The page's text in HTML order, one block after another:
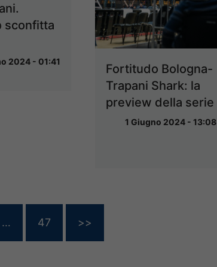
sconfitta
2024 - 01:41
Fortitudo Bologna-
Trapani Shark: la
preview della serie
1 Giugno 2024 - 13:08
… 47 >>